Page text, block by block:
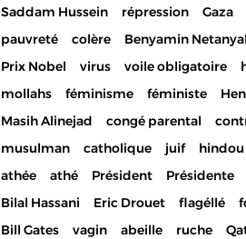
Saddam Hussein
répression Gaza
pauvreté
colère Benyamin
Prix Nobel
virus voile obligatoire
mollahs
féminisme féministe
Masih Alinejad
congé parental
musulman
catholique juif hindou
athée
athé Président Présidente
Bilal Hassani
Eric Drouet flagéllé
Bill Gates
vagin abeille ruche